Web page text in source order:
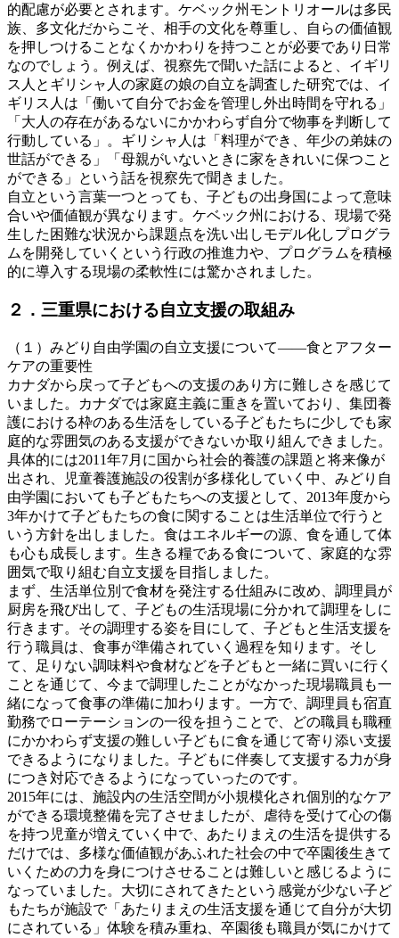
的配慮が必要とされます。ケベック州モントリオールは多民
族、多文化だからこそ、相手の文化を尊重し、自らの価値観
を押しつけることなくかかわりを持つことが必要であり日常
なのでしょう。例えば、視察先で聞いた話によると、イギリ
ス人とギリシャ人の家庭の娘の自立を調査した研究では、イ
ギリス人は「働いて自分でお金を管理し外出時間を守れる」
「大人の存在があるないにかかわらず自分で物事を判断して
行動している」。ギリシャ人は「料理ができ、年少の弟妹の
世話ができる」「母親がいないときに家をきれいに保つこと
ができる」という話を視察先で聞きました。
自立という言葉一つとっても、子どもの出身国によって意味
合いや価値観が異なります。ケベック州における、現場で発
生した困難な状況から課題点を洗い出しモデル化しプログラ
ムを開発していくという行政の推進力や、プログラムを積極
的に導入する現場の柔軟性には驚かされました。
２．三重県における自立支援の取組み
（１）みどり自由学園の自立支援について――食とアフター
ケアの重要性
カナダから戻って子どもへの支援のあり方に難しさを感じて
いました。カナダでは家庭主義に重きを置いており、集団養
護における枠のある生活をしている子どもたちに少しでも家
庭的な雰囲気のある支援ができないか取り組んできました。
具体的には2011年7月に国から社会的養護の課題と将来像が
出され、児童養護施設の役割が多様化していく中、みどり自
由学園においても子どもたちへの支援として、2013年度から
3年かけて子どもたちの食に関することは生活単位で行うと
いう方針を出しました。食はエネルギーの源、食を通して体
も心も成長します。生きる糧である食について、家庭的な雰
囲気で取り組む自立支援を目指しました。
まず、生活単位別で食材を発注する仕組みに改め、調理員が
厨房を飛び出して、子どもの生活現場に分かれて調理をしに
行きます。その調理する姿を目にして、子どもと生活支援を
行う職員は、食事が準備されていく過程を知ります。そし
て、足りない調味料や食材などを子どもと一緒に買いに行く
ことを通じて、今まで調理したことがなかった現場職員も一
緒になって食事の準備に加わります。一方で、調理員も宿直
勤務でローテーションの一役を担うことで、どの職員も職種
にかかわらず支援の難しい子どもに食を通じて寄り添い支援
できるようになりました。子どもに伴奏して支援する力が身
につき対応できるようになっていったのです。
2015年には、施設内の生活空間が小規模化され個別的なケア
ができる環境整備を完了させましたが、虐待を受けて心の傷
を持つ児童が増えていく中で、あたりまえの生活を提供する
だけでは、多様な価値観があふれた社会の中で卒園後生きて
いくための力を身につけさせることは難しいと感じるように
なっていました。大切にされてきたという感覚が少ない子ど
もたちが施設で「あたりまえの生活支援を通じて自分が大切
にされている」体験を積み重ね、卒園後も職員が気にかけて